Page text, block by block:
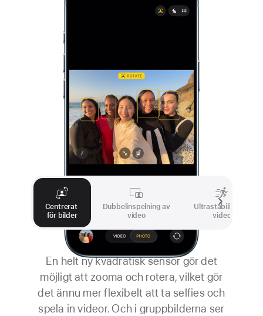
Centrerat
för bilder
Dubbelinspelning av
video
Ultrastabiliserad
video
En helt ny kvadratisk sensor gör det
möjligt att zooma och rotera, vilket gör
det ännu mer flexibelt att ta selfies och
spela in videor. Och i gruppbilderna ser